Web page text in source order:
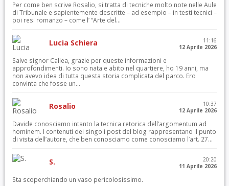
Per come ben scrive Rosalio, si tratta di tecniche molto note nelle Aule
di Tribunale e sapientemente descritte – ad esempio – in testi tecnici –
poi resi romanzo – come l’ “Arte del...
Lucia Schiera
11:16
12 Aprile 2026
Salve signor Callea, grazie per queste informazioni e
approfondimenti. Io sono nata e abito nel quartiere, ho 19 anni, ma
non avevo idea di tutta questa storia complicata del parco. Ero
convinta che fosse un...
Rosalio
10:37
12 Aprile 2026
Davide conosciamo intanto la tecnica retorica dell’argomentum ad
hominem. I contenuti dei singoli post del blog rappresentano il punto
di vista dell’autore, che ben conosciamo come conosciamo l’art. 27...
S.
20:20
11 Aprile 2026
Sta scoperchiando un vaso pericolosissimo.